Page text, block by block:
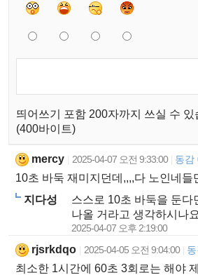
띄어쓰기 포함 200자까지 쓰실 수 있
(400바이트)
mercy 2025-04-07 오전 9:33:00 동감
10초 바둑 재미지던데,,,,다 노인네들
지다성
스스로 10초 바둑을 둔다
나올 거라고 생각하시나
2025-04-07 오후 2:19:00
rjsrkdqo 2025-04-05 오전 9:04:00
최소한 1시간에 60초 3회로는 해야